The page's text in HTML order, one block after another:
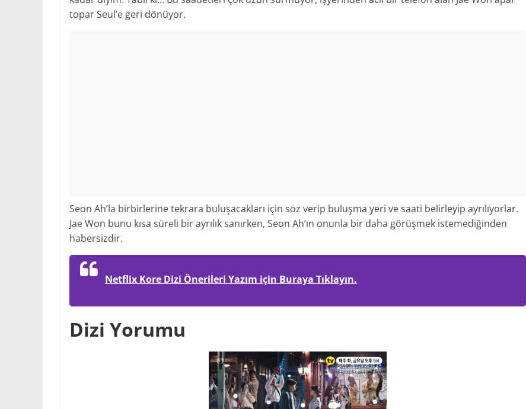
topar Seul’e geri dönüyor.
Seon Ah’la birbirlerine tekrara buluşacakları için söz verip buluşma yeri ve saati belirleyip ayrılıyorlar.
Jae Won bunu kısa süreli bir ayrılık sanırken, Seon Ah’ın onunla bir daha görüşmek istemediğinden
habersizdir.
Netflix Kore Dizi Önerileri Yazım için Buraya Tıklayın.
Dizi Yorumu